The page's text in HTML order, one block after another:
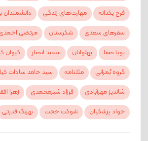
فرخ یکدانه
مهارت‌های زندگی
دانشمندان
سفرهای سعدی
شکرستان مرتضی
پویا صفا
پهلوانان سعید انصار
کیوان
گروه بُمرانی
مثلنامه
سید حامد سادات
شاندیز مهرآبادی
فرزاد شیرمحمدی
زهرا
جواد پزشکیان
شوکت حجت بهرنگ قدرتی